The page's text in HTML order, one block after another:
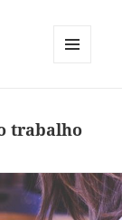
trabalho